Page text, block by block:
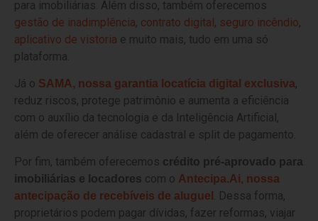
para imobiliárias. Além disso, também oferecemos
gestão de inadimplência, contrato digital, seguro incêndio,
aplicativo de vistoria e muito mais, tudo em uma só
plataforma.
Já o SAMA, nossa garantia locatícia digital exclusiva,
reduz riscos, protege patrimônio e aumenta a eficiência
com o auxílio da tecnologia e da Inteligência Artificial,
além de oferecer análise cadastral e split de pagamento.
Por fim, também oferecemos crédito pré-aprovado para
imobiliárias e locadores com o Antecipa.Ai, nossa
antecipação de recebíveis de aluguel . Dessa forma,
proprietários podem pagar dívidas, fazer reformas, viajar